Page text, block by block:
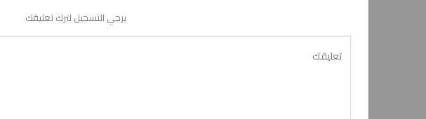
يرجي التسجيل لترك تعليقك